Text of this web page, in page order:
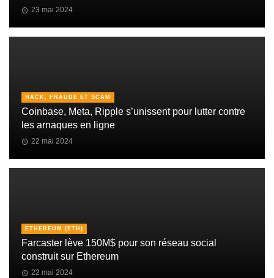
23 mai 2024
HACK, FRAUDE ET SCAM
Coinbase, Meta, Ripple s’unissent pour lutter contre
les arnaques en ligne
22 mai 2024
ETHEREUM (ETH)
Farcaster lève 150M$ pour son réseau social
construit sur Ethereum
22 mai 2024